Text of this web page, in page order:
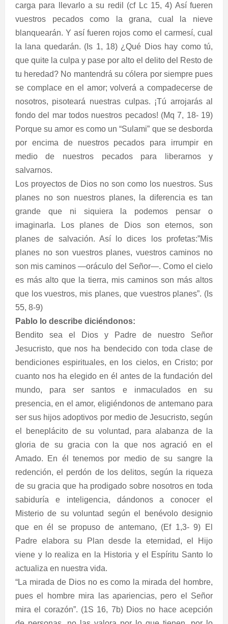
carga para llevarlo a su redil (cf Lc 15, 4) Así fueren
vuestros pecados como la grana, cual la nieve
blanquearán. Y así fueren rojos como el carmesí, cual
la lana quedarán. (Is 1, 18) ¿Qué Dios hay como tú,
que quite la culpa y pase por alto el delito del Resto de
tu heredad? No mantendrá su cólera por siempre pues
se complace en el amor; volverá a compadecerse de
nosotros, pisoteará nuestras culpas. ¡Tú arrojarás al
fondo del mar todos nuestros pecados! (Mq 7, 18- 19)
Porque su amor es como un “Sulami” que se desborda
por encima de nuestros pecados para irrumpir en
medio de nuestros pecados para liberarnos y
salvarnos.
Los proyectos de Dios no son como los nuestros. Sus
planes no son nuestros planes, la diferencia es tan
grande que ni siquiera la podemos pensar o
imaginarla. Los planes de Dios son eternos, son
planes de salvación. Así lo dices los profetas:”Mis
planes no son vuestros planes, vuestros caminos no
son mis caminos —oráculo del Señor—. Como el cielo
es más alto que la tierra, mis caminos son más altos
que los vuestros, mis planes, que vuestros planes”. (Is
55, 8-9)
Pablo lo describe diciéndonos:
Bendito sea el Dios y Padre de nuestro Señor
Jesucristo, que nos ha bendecido con toda clase de
bendiciones espirituales, en los cielos, en Cristo; por
cuanto nos ha elegido en él antes de la fundación del
mundo, para ser santos e inmaculados en su
presencia, en el amor, eligiéndonos de antemano para
ser sus hijos adoptivos por medio de Jesucristo, según
el beneplácito de su voluntad, para alabanza de la
gloria de su gracia con la que nos agració en el
Amado. En él tenemos por medio de su sangre la
redención, el perdón de los delitos, según la riqueza
de su gracia que ha prodigado sobre nosotros en toda
sabiduría e inteligencia, dándonos a conocer el
Misterio de su voluntad según el benévolo designio
que en él se propuso de antemano, (Ef 1,3- 9) El
Padre elabora su Plan desde la eternidad, el Hijo
viene y lo realiza en la Historia y el Espíritu Santo lo
actualiza en nuestra vida.
“La mirada de Dios no es como la mirada del hombre,
pues el hombre mira las apariencias, pero el Señor
mira el corazón”. (1S 16, 7b) Dios no hace acepción